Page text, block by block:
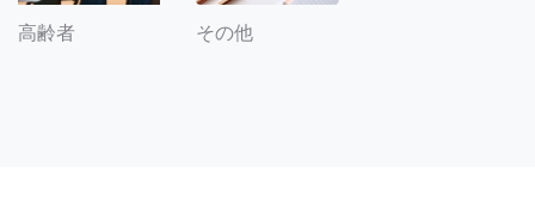
高齢者 その他